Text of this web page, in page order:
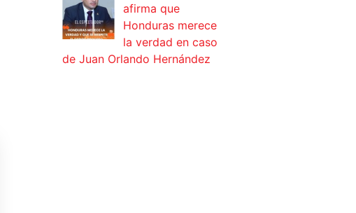
afirma que
Honduras merece
la verdad en caso
de Juan Orlando Hernández